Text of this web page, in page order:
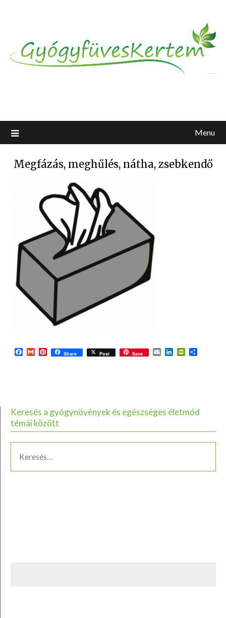
Menu
Megfázás, meghűlés, nátha, zsebkendő
Facebook
GmailPinterest
Share Post Save EmailLinkedIn
Keresés a gyógynövények és egészséges életmód
témái között